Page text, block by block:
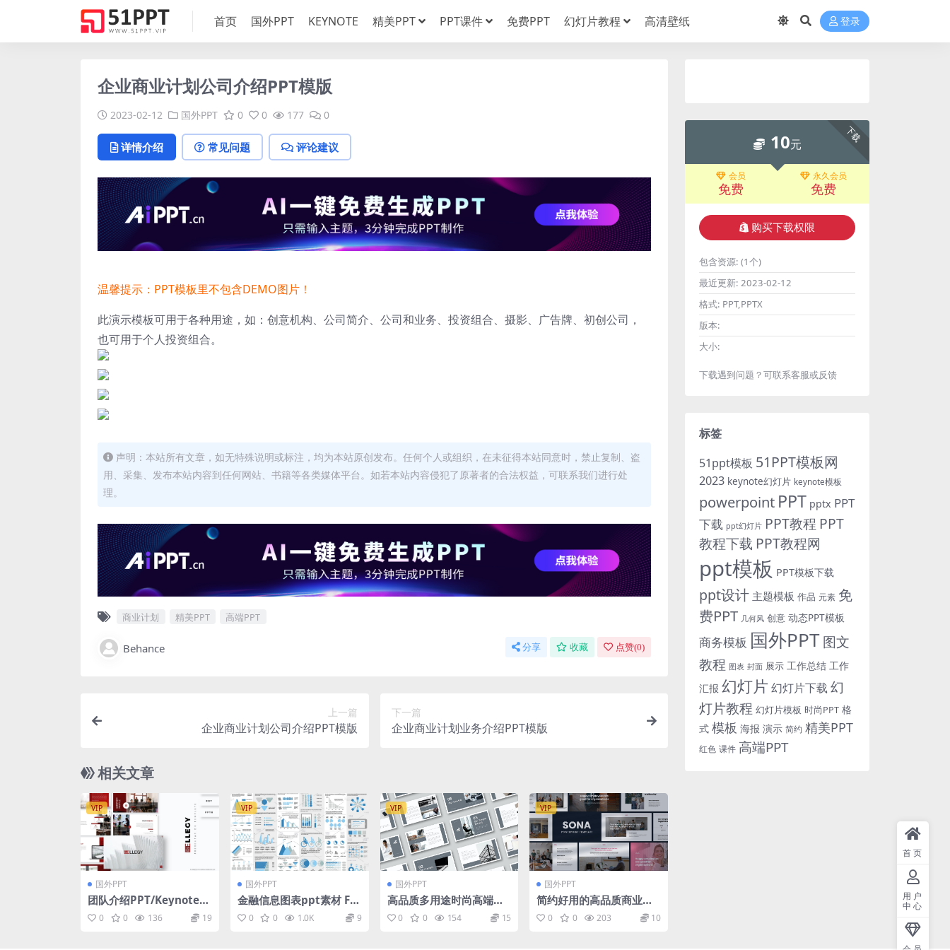
首页 国外PPT KEYNOTE 精美PPT PPT课件 免费PPT 幻灯片教程 高清壁纸 登录
企业商业计划公司介绍PPT模版
2023-02-12 国外PPT 0 0 177 0
详情介绍 常见问题 评论建议
温馨提示：PPT模板里不包含DEMO图片！
此演示模板可用于各种用途，如：创意机构、公司简介、公司和业务、投资组合、摄影、广告牌、初创公司，
也可用于个人投资组合。
声明：本站所有文章，如无特殊说明或标注，均为本站原创发布。任何个人或组织，在未征得本站同意时，禁止复制、盗
用、采集、发布本站内容到任何网站、书籍等各类媒体平台。如若本站内容侵犯了原著者的合法权益，可联系我们进行处
理。
商业计划 精美PPT 高端PPT
Behance 分享 收藏 点赞(0)
上一篇
企业商业计划公司介绍PPT模版
下一篇
企业商业计划业务介绍PPT模版
相关文章
VIP
国外PPT
团队介绍PPT/Keynote/
谷歌幻灯片三合一模板 Ell
egy – Presentation Te
0 0 136 19
VIP
国外PPT
金融信息图表ppt素材 Fin
ancial Infographic Ele
ments
0 0 1.0K 9
VIP
国外PPT
高品质多用途时尚高端配
色powerpoint大数据幻
灯片演示模板（pptx）
0 0 154 15
VIP
国外PPT
简约好用的高品质商业商
务质感powerpoint幻灯
片演示模板（pptx）
0 0 203 10
下载
10元
会员
免费
永久会员
免费
购买下载权限
包含资源: (1个)
最近更新: 2023-02-12
格式: PPT,PPTX
版本:
大小:
下载遇到问题？可联系客服或反馈
标签
51ppt模板 51PPT模板网
2023 keynote幻灯片 keynote模板
powerpoint PPT pptx PPT
下载 ppt幻灯片 PPT教程 PPT
教程下载 PPT教程网
ppt模板 PPT模板下载
ppt设计 主题模板 作品 元素 免
费PPT 几何风 创意 动态PPT模板
商务模板 国外PPT图文
教程 图表 封面 展示 工作总结 工作
汇报 幻灯片 幻灯片下载 幻
灯片教程 幻灯片模板 时尚PPT 格
式 模板 海报 演示 简约 精美PPT
红色 课件 高端PPT
首页
用户
中心